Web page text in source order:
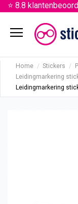
⭐ 8.8
menu
Home Stickers
Leidingmarkering
Leidingmarkering